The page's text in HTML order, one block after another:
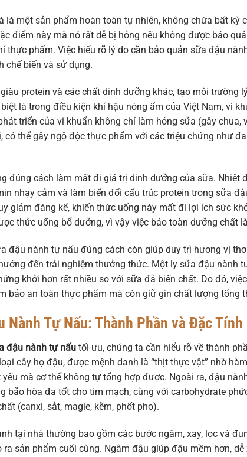
là một sản phẩm hoàn toàn tự nhiên, không chứa bất kỳ
điểm này mà nó rất dễ bị hỏng nếu không được bảo
thực phẩm. Việc hiểu rõ lý do cần bảo quản sữa đậu
chế biến và sử dụng.
protein và các chất dinh dưỡng khác, tạo môi trường
là trong điều kiện khí hậu nóng ẩm của Việt Nam, vi
triển của vi khuẩn không chỉ làm hỏng sữa (gây chua,
có thể gây ngộ độc thực phẩm với các triệu chứng như
đúng cách làm mất đi giá trị dinh dưỡng của sữa. Nhiệt
nhạy cảm và làm biến đổi cấu trúc protein trong sữa
giảm đáng kể, khiến thức uống này mất đi lợi ích sức
thức uống bổ dưỡng, vì vậy việc bảo toàn dưỡng chất
đậu nành tự nấu đúng cách còn giúp duy trì hương vị
đến trải nghiệm thưởng thức. Một ly sữa đậu nành
khởi hơn rất nhiều so với sữa đã biến chất. Do đó,
bảo an toàn thực phẩm mà còn giữ gìn chất lượng tổng
Nành Tự Nấu: Thành Phần và Đặc Tính
đậu nành tự nấu tối ưu, chúng ta cần hiểu rõ về thành
cây họ đậu, được mệnh danh là “thịt thực vật” nhờ
mà cơ thể không tự tổng hợp được. Ngoài ra, đậu
bão hòa đa tốt cho tim mạch, cùng với carbohydrate
(canxi, sắt, magie, kẽm, phốt pho).
tại nhà thường bao gồm các bước ngâm, xay, lọc và
sản phẩm cuối cùng. Ngâm đậu giúp đậu mềm hơn,